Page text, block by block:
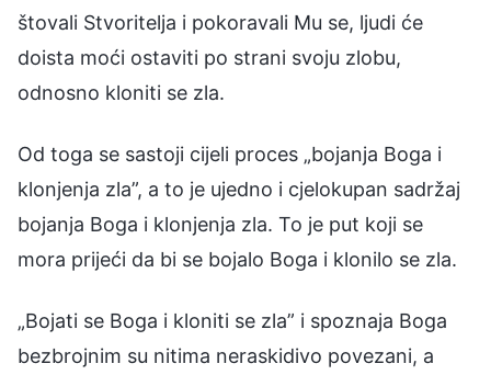
štovali Stvoritelja i pokoravali Mu se, ljudi će
doista moći ostaviti po strani svoju zlobu,
odnosno kloniti se zla.
Od toga se sastoji cijeli proces „bojanja Boga i
klonjenja zla”, a to je ujedno i cjelokupan sadržaj
bojanja Boga i klonjenja zla. To je put koji se
mora prijeći da bi se bojalo Boga i klonilo se zla.
„Bojati se Boga i kloniti se zla” i spoznaja Boga
bezbrojnim su nitima neraskidivo povezani, a